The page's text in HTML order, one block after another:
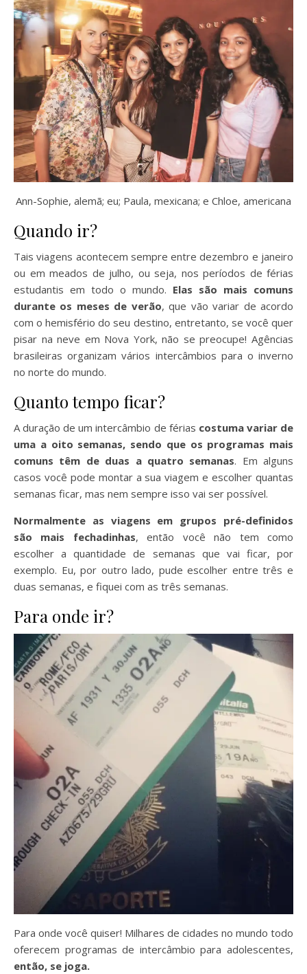
Ann-Sophie, alemã; eu; Paula, mexicana; e Chloe, americana
Quando ir?
Tais viagens acontecem sempre entre dezembro e janeiro
ou em meados de julho, ou seja, nos períodos de férias
estudantis em todo o mundo. Elas são mais comuns
durante os meses de verão, que vão variar de acordo
com o hemisfério do seu destino, entretanto, se você quer
pisar na neve em Nova York, não se preocupe! Agências
brasileiras organizam vários intercâmbios para o inverno
no norte do mundo.
Quanto tempo ficar?
A duração de um intercâmbio de férias costuma variar de
uma a oito semanas, sendo que os programas mais
comuns têm de duas a quatro semanas. Em alguns
casos você pode montar a sua viagem e escolher quantas
semanas ficar, mas nem sempre isso vai ser possível.
Normalmente as viagens em grupos pré-definidos
são mais fechadinhas, então você não tem como
escolher a quantidade de semanas que vai ficar, por
exemplo. Eu, por outro lado, pude escolher entre três e
duas semanas, e fiquei com as três semanas.
Para onde ir?
Para onde você quiser! Milhares de cidades no mundo todo
oferecem programas de intercâmbio para adolescentes,
então, se joga.